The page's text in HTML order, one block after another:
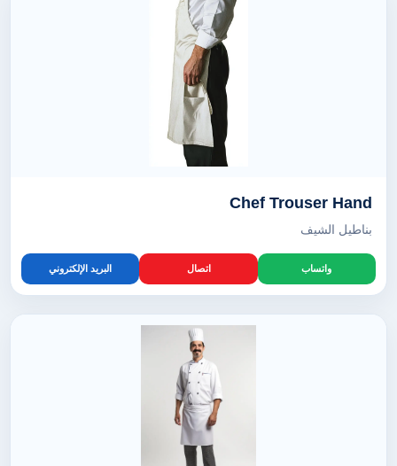
Chef Trouser Hand
بناطيل الشيف
واتساب اتصال البريد الإلكتروني